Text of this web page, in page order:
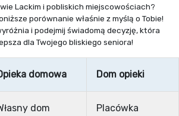
Lackim i pobliskich miejscowościach?
porównanie właśnie z myślą o Tobie!
i podejmij świadomą decyzję, która
dla Twojego bliskiego seniora!
domowa Dom opieki
dom
Placówka